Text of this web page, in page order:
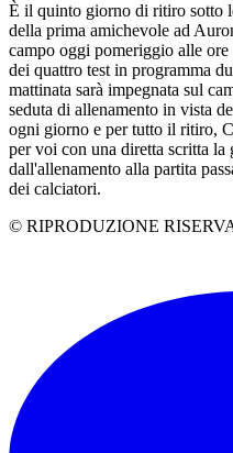
È il quinto giorno di ritiro sotto
della prima amichevole ad
campo oggi pomeriggio alle
dei quattro test in programma
mattinata sarà impegnata sul
seduta di allenamento in vista
ogni giorno e per tutto il ritiro,
per voi con una diretta scritta la
dall'allenamento alla partita
dei calciatori.
© RIPRODUZIONE